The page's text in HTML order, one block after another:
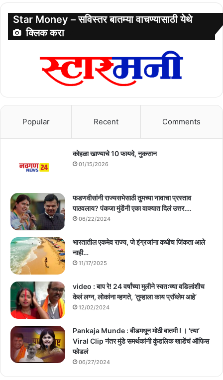
Star Money – सविस्तर बातम्या वाचण्यासाठी येथे
क्लिक करा
Popular Recent Comments
कोहळा खाण्याचे 10 फायदे, नुकसान
01/15/2026
फडणवीसांनी राज्यसभेसाठी तुमच्या नावाचा प्रस्ताव
पाठवलाय? पंकजा मुंडेंनी एका वाक्यात दिलं उत्तर….
06/22/2024
भारतातील एकमेव राज्य, जे इंग्रजांना कधीच जिंकता आले
नाही…
11/17/2025
video : बाप रे! 24 वर्षांच्या मुलीने स्वतःच्या वडिलांशीच
केलं लग्न, लोकांना म्हणते, ‘तुम्हाला काय प्राॅब्लेम आहे’
12/02/2024
Pankaja Munde : बीडमधून मोठी बातमी ! । ‘त्या’
Viral Clip नंतर मुंडे समर्थकांनी कुंडलिक खाडेंचं ऑफिस
फोडलं
06/27/2024